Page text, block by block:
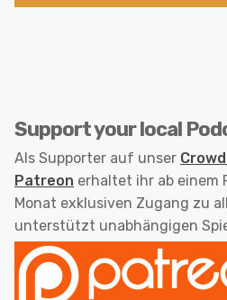
Support your local
Als Supporter auf unser
Patreon erhaltet ihr ab einem
Monat exklusiven Zugang zu
unterstützt unabhängigen